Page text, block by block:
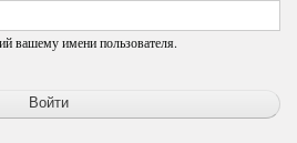
вашему имени пользователя.